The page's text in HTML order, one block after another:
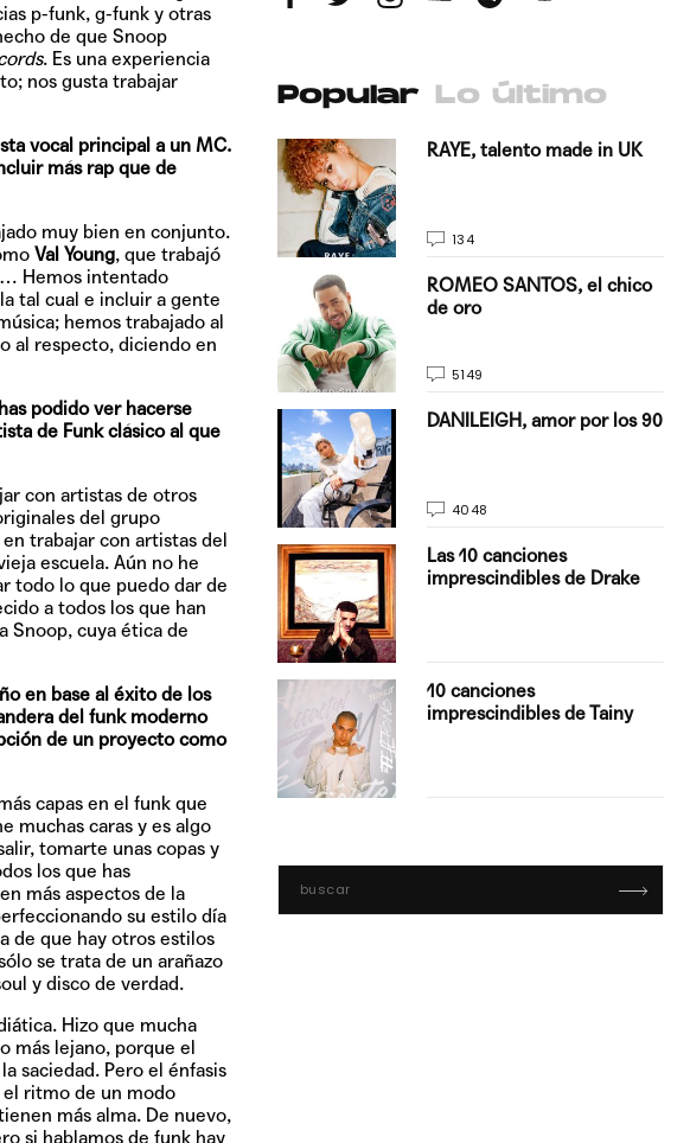
p-funk, g-funk y otras
de que Snoop
. Es una experiencia
nos gusta trabajar
vocal principal a un MC.
más rap que de
muy bien en conjunto.
Val Young, que trabajó
Hemos intentado
tal cual e incluir a gente
hemos trabajado al
al respecto, diciendo en
podido ver hacerse
de Funk clásico al que
con artistas de otros
del grupo
trabajar con artistas del
escuela. Aún no he
todo lo que puedo dar de
a todos los que han
Snoop, cuya ética de
en base al éxito de los
del funk moderno
de un proyecto como
capas en el funk que
muchas caras y es algo
tomarte unas copas y
los que has
más aspectos de la
su estilo día
de que hay otros estilos
se trata de un arañazo
y disco de verdad.
Hizo que mucha
más lejano, porque el
saciedad. Pero el énfasis
ritmo de un modo
más alma. De nuevo,
si hablamos de funk hay
Popular Lo último
TAINY, adelantado a su
tiempo
NICKI NICOLE, pisando
fuerte
Hablamos con Justin
Quiles de 'La…
GRIFF, el futuro del
Pop
Hablamos con Boza
sobre 'Bucle', el…
RAYE, talento made in UK
134
ROMEO SANTOS, el chico
de oro
5149
DANILEIGH, amor por los 90
4048
Las 10 canciones
imprescindibles de Drake
10 canciones
imprescindibles de Tainy